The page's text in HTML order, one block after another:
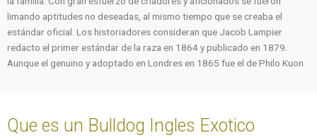
limando aptitudes no deseadas, al mismo tiempo que se creaba el
estándar oficial. Los historiadores consideran que Jacob Lampier
redacto el primer estándar de la raza en 1864 y publicado en 1879.
Aunque el genuino y adoptado en Londres en 1865 fue el de Philo Kuon
Que es un Bulldog Ingles Exotico